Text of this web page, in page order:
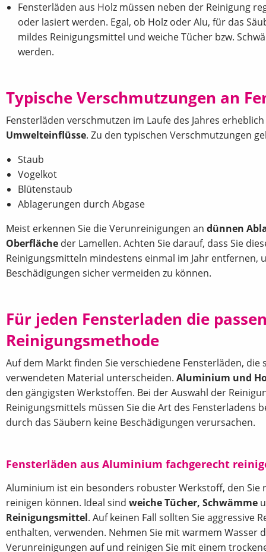
Fensterläden aus Holz müssen neben der Reinigung
oder lasiert werden. Egal, ob Holz oder Alu, für das
mildes Reinigungsmittel und weiche Tücher bzw.
werden.
Typische Verschmutzungen an
Fensterläden verschmutzen im Laufe des Jahres
Umwelteinflüsse. Zu den typischen Verschmutzungen
Staub
Vogelkot
Blütenstaub
Ablagerungen durch Abgase
Meist erkennen Sie die Verunreinigungen an dünnen
Oberfläche der Lamellen. Achten Sie darauf, dass Sie
Reinigungsmitteln mindestens einmal im Jahr entfernen,
Beschädigungen sicher vermeiden zu können.
Für jeden Fensterladen die
Reinigungsmethode
Auf dem Markt finden Sie verschiedene Fensterläden, die
verwendeten Material unterscheiden. Aluminium und
den gängigsten Werkstoffen. Bei der Auswahl der
Reinigungsmittels müssen Sie die Art des Fensterladens
durch das Säubern keine Beschädigungen verursachen.
Fensterläden aus Aluminium fachgerecht
Aluminium ist ein besonders robuster Werkstoff, den Sie
reinigen können. Ideal sind weiche Tücher, Schwämme
Reinigungsmittel. Auf keinen Fall sollten Sie aggressive
enthalten, verwenden. Nehmen Sie mit warmem Wasser
Verunreinigungen auf und reinigen Sie mit einem